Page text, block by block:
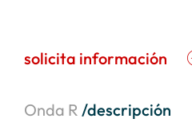
solicita información
Onda R /descripción